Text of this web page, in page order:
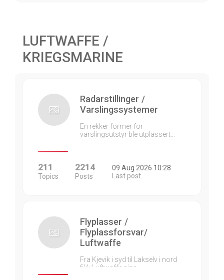
LUFTWAFFE /
KRIEGSMARINE
Radarstillinger /
Varslingssystemer
En rekker former for
varslingsutstyr ble utplassert…
211
Topics
2214
Posts
09 Aug 2026 10:28
Last post
Flyplasser /
Flyplassforsvar/
Luftwaffe
Fra Kjevik i syd til Lakselv i nord
fikk Luftwaffe sine…